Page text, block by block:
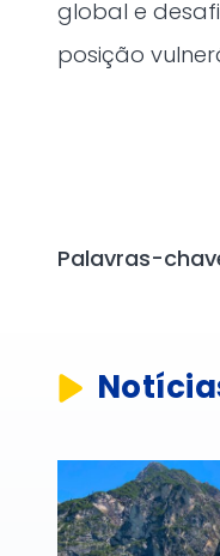
global e
posição
Palavras-